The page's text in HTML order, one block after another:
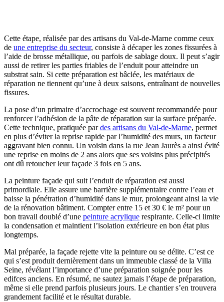
Cette étape, réalisée par des artisans du Val-de-Marne comme ceux
de une entreprise du secteur, consiste à décaper les zones fissurées à
l’aide de brosse métallique, ou parfois de sablage doux. Il peut s’agir
aussi de retirer les parties friables de l’enduit pour atteindre un
substrat sain. Si cette préparation est bâclée, les matériaux de
réparation ne tiennent qu’une à deux saisons, entraînant de nouvelles
fissures.
La pose d’un primaire d’accrochage est souvent recommandée pour
renforcer l’adhésion de la pâte de réparation sur la surface préparée.
Cette technique, pratiquée pardes artisans du Val-de-Marne, permet
en plus d’éviter la reprise rapide par l’humidité des murs, un facteur
aggravant bien connu. Un voisin dans la rue Jean Jaurès a ainsi évité
une reprise en moins de 2 ans alors que ses voisins plus précipités
ont dû retoucher leur façade 3 fois en 5 ans.
La peinture façade qui suit l’enduit de réparation est aussi
primordiale. Elle assure une barrière supplémentaire contre l’eau et
baisse la pénétration d’humidité dans le mur, prolongeant ainsi la vie
de la rénovation bâtiment. Compter entre 15 et 30 € le m² pour un
bon travail doublé d’une peinture acrylique respirante. Celle-ci limite
la condensation et maintient l’isolation extérieure en bon état plus
longtemps.
Mal préparée, la façade rejette vite la peinture ou se délite. C’est ce
qui s’est produit dernièrement dans un immeuble classé de la Villa
Seine, révélant l’importance d’une préparation soignée pour les
edifces anciens. En résumé, ne sautez jamais l’étape de préparation,
même si elle prend parfois plusieurs jours. Le chantier s’en trouvera
grandement facilité et le résultat durable.